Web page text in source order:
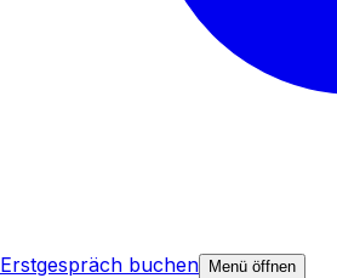
Erstgespräch buchen Menü öffnen